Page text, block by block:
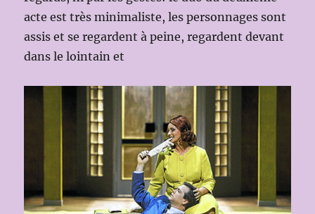
acte est très minimaliste, les personnages sont
assis et se regardent à peine, regardent devant
dans le lointain et